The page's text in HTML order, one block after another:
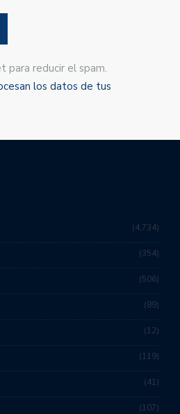
para reducir el spam.
los datos de tus
4,734
354
506
89
12
119
41
107